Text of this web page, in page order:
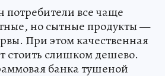
потребители все чаще
но сытные продукты —
При этом качественная
стоить слишком дешево.
банка тушеной